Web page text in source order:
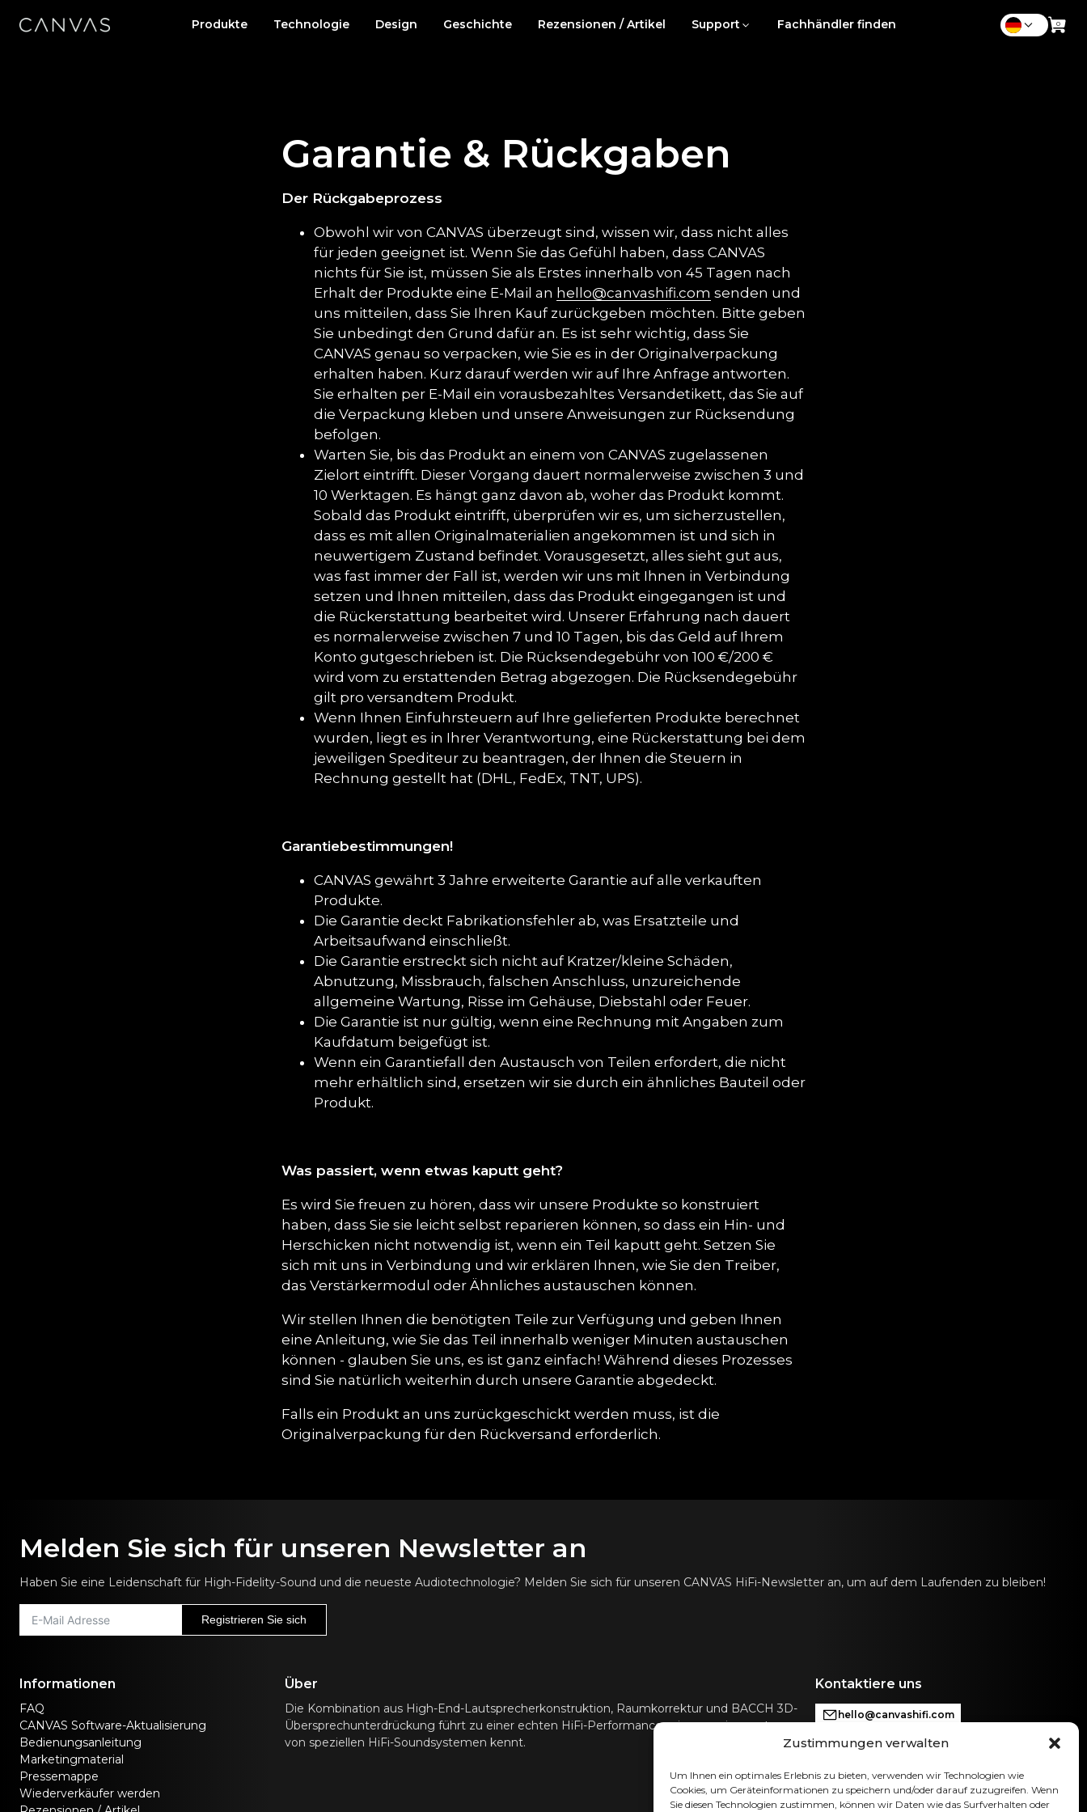
Zustimmungen verwalten
Um Ihnen ein optimales Erlebnis zu bieten, verwenden wir Technologien wie
Cookies, um Geräteinformationen zu speichern und/oder darauf zuzugreifen. Wenn
Sie diesen Technologien zustimmen, können wir Daten wie das Surfverhalten oder
Produkte Technologie Design Geschichte Rezensionen / Artikel Support Fachhändler finden
Garantie & Rückgaben
Der Rückgabeprozess
Obwohl wir von CANVAS überzeugt sind, wissen wir, dass nicht alles
für jeden geeignet ist. Wenn Sie das Gefühl haben, dass CANVAS
nichts für Sie ist, müssen Sie als Erstes innerhalb von 45 Tagen nach
Erhalt der Produkte eine E-Mail an hello@canvashifi.com senden und
uns mitteilen, dass Sie Ihren Kauf zurückgeben möchten. Bitte geben
Sie unbedingt den Grund dafür an. Es ist sehr wichtig, dass Sie
CANVAS genau so verpacken, wie Sie es in der Originalverpackung
erhalten haben. Kurz darauf werden wir auf Ihre Anfrage antworten.
Sie erhalten per E-Mail ein vorausbezahltes Versandetikett, das Sie auf
die Verpackung kleben und unsere Anweisungen zur Rücksendung
befolgen.
Warten Sie, bis das Produkt an einem von CANVAS zugelassenen
Zielort eintrifft. Dieser Vorgang dauert normalerweise zwischen 3 und
10 Werktagen. Es hängt ganz davon ab, woher das Produkt kommt.
Sobald das Produkt eintrifft, überprüfen wir es, um sicherzustellen,
dass es mit allen Originalmaterialien angekommen ist und sich in
neuwertigem Zustand befindet. Vorausgesetzt, alles sieht gut aus,
was fast immer der Fall ist, werden wir uns mit Ihnen in Verbindung
setzen und Ihnen mitteilen, dass das Produkt eingegangen ist und
die Rückerstattung bearbeitet wird. Unserer Erfahrung nach dauert
es normalerweise zwischen 7 und 10 Tagen, bis das Geld auf Ihrem
Konto gutgeschrieben ist. Die Rücksendegebühr von 100 €/200 €
wird vom zu erstattenden Betrag abgezogen. Die Rücksendegebühr
gilt pro versandtem Produkt.
Wenn Ihnen Einfuhrsteuern auf Ihre gelieferten Produkte berechnet
wurden, liegt es in Ihrer Verantwortung, eine Rückerstattung bei dem
jeweiligen Spediteur zu beantragen, der Ihnen die Steuern in
Rechnung gestellt hat (DHL, FedEx, TNT, UPS).
Garantiebestimmungen!
CANVAS gewährt 3 Jahre erweiterte Garantie auf alle verkauften
Produkte.
Die Garantie deckt Fabrikationsfehler ab, was Ersatzteile und
Arbeitsaufwand einschließt.
Die Garantie erstreckt sich nicht auf Kratzer/kleine Schäden,
Abnutzung, Missbrauch, falschen Anschluss, unzureichende
allgemeine Wartung, Risse im Gehäuse, Diebstahl oder Feuer.
Die Garantie ist nur gültig, wenn eine Rechnung mit Angaben zum
Kaufdatum beigefügt ist.
Wenn ein Garantiefall den Austausch von Teilen erfordert, die nicht
mehr erhältlich sind, ersetzen wir sie durch ein ähnliches Bauteil oder
Produkt.
Was passiert, wenn etwas kaputt geht?
Es wird Sie freuen zu hören, dass wir unsere Produkte so konstruiert
haben, dass Sie sie leicht selbst reparieren können, so dass ein Hin- und
Herschicken nicht notwendig ist, wenn ein Teil kaputt geht. Setzen Sie
sich mit uns in Verbindung und wir erklären Ihnen, wie Sie den Treiber,
das Verstärkermodul oder Ähnliches austauschen können.
Wir stellen Ihnen die benötigten Teile zur Verfügung und geben Ihnen
eine Anleitung, wie Sie das Teil innerhalb weniger Minuten austauschen
können - glauben Sie uns, es ist ganz einfach! Während dieses Prozesses
sind Sie natürlich weiterhin durch unsere Garantie abgedeckt.
Falls ein Produkt an uns zurückgeschickt werden muss, ist die
Originalverpackung für den Rückversand erforderlich.
Melden Sie sich für unseren Newsletter an
Haben Sie eine Leidenschaft für High-Fidelity-Sound und die neueste Audiotechnologie? Melden Sie sich für unseren CANVAS HiFi-Newsletter an, um auf dem Laufenden zu bleiben!
Registrieren Sie sich
Informationen
FAQ
CANVAS Software-Aktualisierung
Bedienungsanleitung
Marketingmaterial
Pressemappe
Wiederverkäufer werden
Über
Die Kombination aus High-End-Lautsprecherkonstruktion, Raumkorrektur und BACCH 3D-
Übersprechunterdrückung führt zu einer echten HiFi-Performance, wie man sie sonst nur
von speziellen HiFi-Soundsystemen kennt.
Kontaktiere uns
hello@canvashifi.com
Anruf +45 29 75 00 45
CANVAS HiFi ApS
Flade Engvej 4
9900 Frederikshavn